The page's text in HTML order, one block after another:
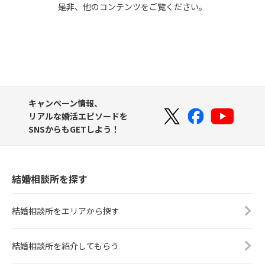
是非、他のコンテンツをご覧ください。
キャンペーン情報、
リアルな婚活エピソードを
SNSからもGETしよう！
結婚相談所を探す
結婚相談所をエリアから探す
結婚相談所を紹介してもらう